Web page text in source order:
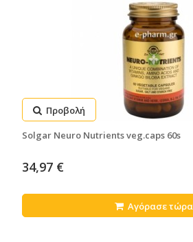
Προβολή
Solgar Neuro Nutrients veg.caps 60s
34,97 €
Αγόρασε τώρα